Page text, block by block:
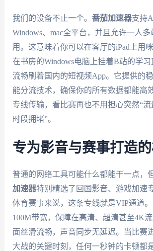
我们的设备不止一个。 番茄加速器支持
Windows、mac全平台，并且允许一人
用。这意味着你可以在客厅的iPad上用
在书房的Windows电脑上挂着B站的学
流畅刷着国内的短视频App。它提供的
能分流技术，确保你的所有数据都能高
专线传输，看比赛再也不用担心突然“流
时段拥堵”。
专为影音与赛事打造
普通的网络工具可能什么都能干一点，
加速器特别精选了回国影音、游戏加速
体育赛事来说，这条专线就是VIP通道
100M带宽，保障在高清、超清甚至4K
面丝滑流畅，声音同步无延迟。当比赛
大战的关键时刻，任何一秒钟的卡顿都